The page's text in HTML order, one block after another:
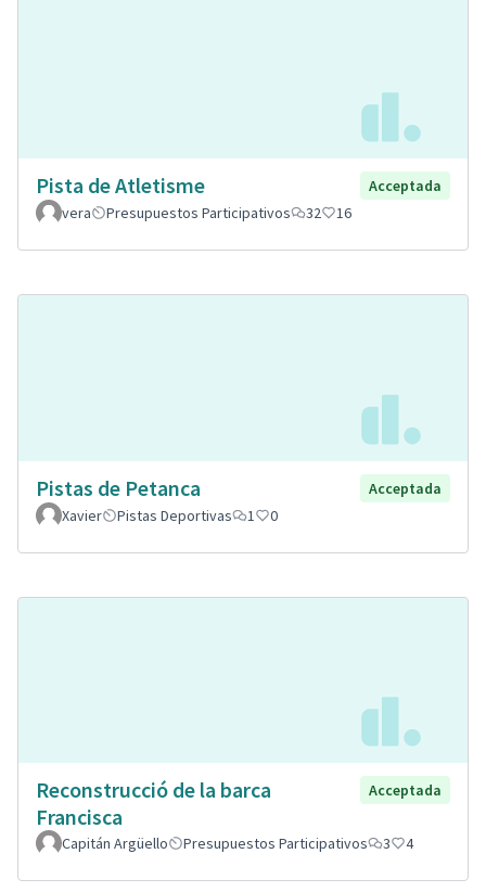
Pista de Atletisme
Acceptada
vera
Presupuestos Participativos 32 16
Pistas de Petanca
Acceptada
Xavier
Pistas Deportivas 1 0
Reconstrucció de la barca
Francisca
Acceptada
Capitán Argüello Presupuestos Participativos 3 4